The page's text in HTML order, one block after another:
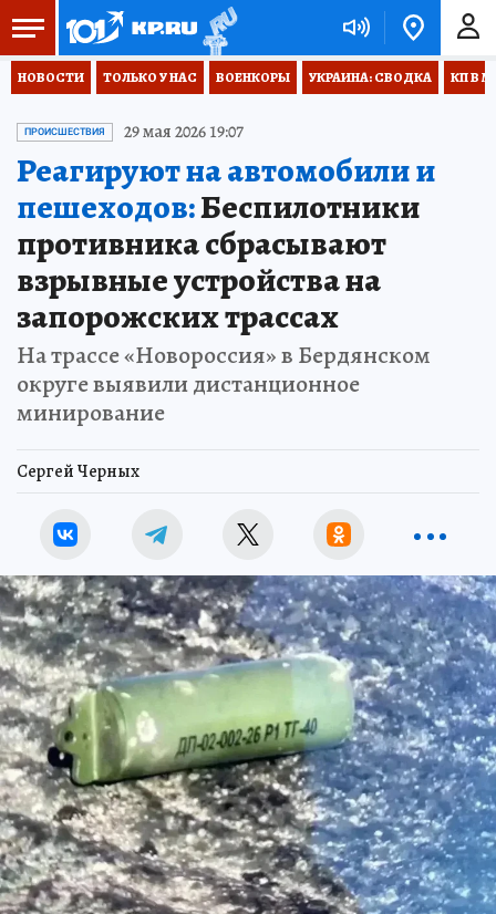
НОВОСТИ ТОЛЬКО У НАС ВОЕНКОРЫ УКРАИНА: СВОДКА КП В
ПРОИСШЕСТВИЯ 29 мая 2026 19:07
Реагируют на автомобили и
пешеходов:Беспилотники
противника сбрасывают
взрывные устройства на
запорожских трассах
На трассе «Новороссия» в Бердянском
округе выявили дистанционное
минирование
Сергей Черных